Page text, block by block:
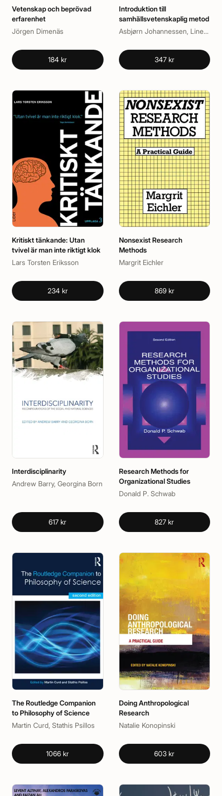
Vetenskap och beprövad
erfarenhet
Jörgen Dimenäs
184 kr
Introduktion till
samhällsvetenskaplig metod
Asbjørn Johannessen, Line Christoffersen, Per Arne Tufte
347 kr
Kritiskt tänkande: Utan
tvivel är man inte riktigt klok
Lars Torsten Eriksson
234 kr
Nonsexist Research
Methods
Margrit Eichler
869 kr
Interdisciplinarity
Andrew Barry, Georgina Born
617 kr
Research Methods for
Organizational Studies
Donald P. Schwab
827 kr
The Routledge Companion
to Philosophy of Science
Martin Curd, Stathis Psillos
1066 kr
Doing Anthropological
Research
Natalie Konopinski
603 kr